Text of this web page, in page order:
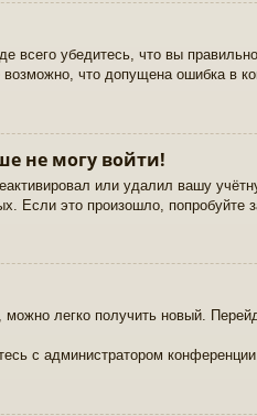
всего убедитесь, что вы
что допущена ошибка в
не могу войти!
или удалил вашу
это произошло, попробуйте
можно легко получить новый.
с администратором